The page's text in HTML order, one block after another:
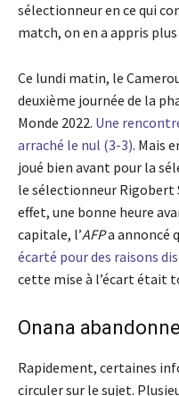
sélectionneur en ce qui
match, on en a appris
Ce lundi matin, le
deuxième journée de la
Monde 2022. Une
arraché le nul (3-3). Mais
joué bien avant pour la
le sélectionneur Rigobert
effet, une bonne heure
capitale, l’AFPa annoncé
écarté pour des raisons
cette mise à l’écart était
Onana
Rapidement, certaines
circuler sur le sujet.